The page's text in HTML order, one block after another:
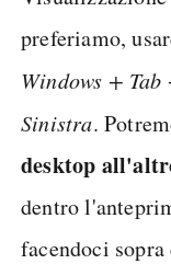
preferiamo,
Windows +
Sinistra.
desktop
dentro
facendoci